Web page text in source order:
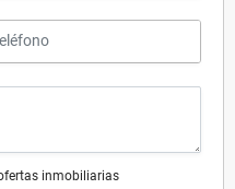
inmobiliarias